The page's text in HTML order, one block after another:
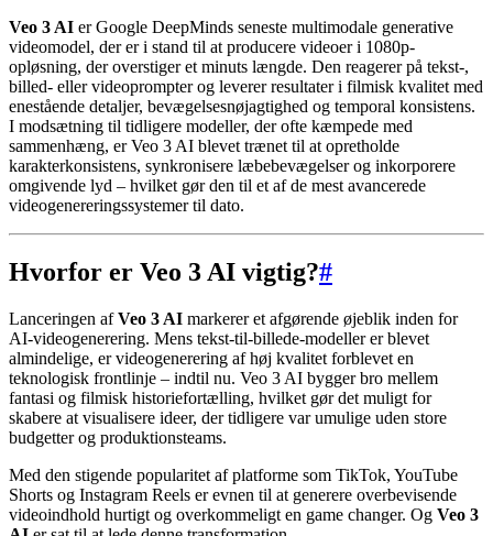
Veo 3 AI er Google DeepMinds seneste multimodale generative
videomodel, der er i stand til at producere videoer i 1080p-
opløsning, der overstiger et minuts længde. Den reagerer på tekst-,
billed- eller videoprompter og leverer resultater i filmisk kvalitet med
enestående detaljer, bevægelsesnøjagtighed og temporal konsistens.
I modsætning til tidligere modeller, der ofte kæmpede med
sammenhæng, er Veo 3 AI blevet trænet til at opretholde
karakterkonsistens, synkronisere læbebevægelser og inkorporere
omgivende lyd – hvilket gør den til et af de mest avancerede
videogenereringssystemer til dato.
Hvorfor er Veo 3 AI vigtig?#
Lanceringen afVeo 3 AI markerer et afgørende øjeblik inden for
AI-videogenerering. Mens tekst-til-billede-modeller er blevet
almindelige, er videogenerering af høj kvalitet forblevet en
teknologisk frontlinje – indtil nu. Veo 3 AI bygger bro mellem
fantasi og filmisk historiefortælling, hvilket gør det muligt for
skabere at visualisere ideer, der tidligere var umulige uden store
budgetter og produktionsteams.
Med den stigende popularitet af platforme som TikTok, YouTube
Shorts og Instagram Reels er evnen til at generere overbevisende
videoindhold hurtigt og overkommeligt en game changer. Og Veo 3